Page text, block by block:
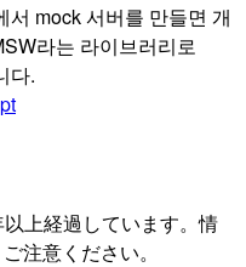
mock 서버를 만들면 개
라는 라이브러리로
다.
上経過しています。情
注意ください。